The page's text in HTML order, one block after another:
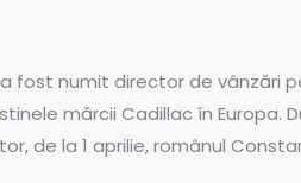
fost numit director de vânzări
mărcii Cadillac în Europa.
de la 1 aprilie, românul